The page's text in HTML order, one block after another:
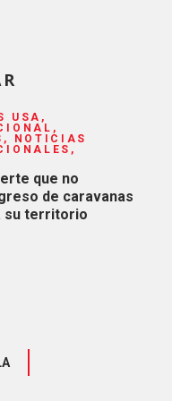
USA,
NOTICIAS
que no
de caravanas
su territorio